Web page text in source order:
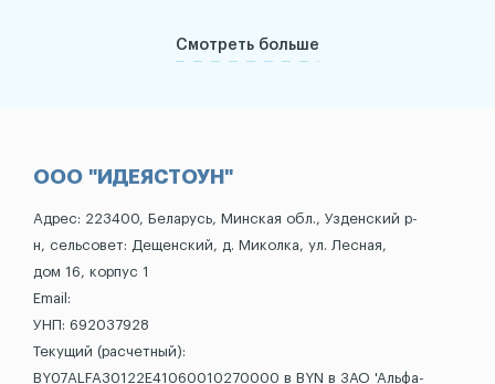
Смотреть больше
ООО "ИДЕЯСТОУН"
Адрес: 223400, Беларусь, Минская обл., Узденский р-
н, сельсовет: Дещенский, д. Миколка, ул. Лесная,
дом 16, корпус 1
Email:
УНП: 692037928
Текущий (расчетный):
BY07ALFA30122E41060010270000 в BYN в ЗАО 'Альфа-